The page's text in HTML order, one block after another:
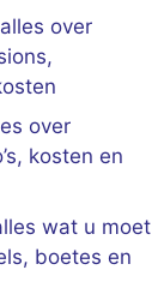
over
over
kosten en
wat u moet
boetes en